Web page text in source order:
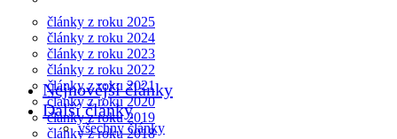
články z roku 2025
články z roku 2024
články z roku 2023
články z roku 2022
články z roku 2021
články z roku 2020
články z roku 2019
články z roku 2018
Nejnovější články
Další články
všechny články